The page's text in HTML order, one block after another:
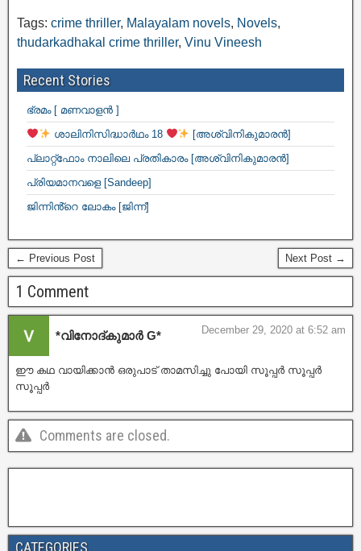
Tags: crime thriller, Malayalam novels, Novels,
thudarkadhakal crime thriller, Vinu Vineesh
Recent Stories
ഭ്രമം [ മണവാളൻ ]
ശാലിനിസിദ്ധാർഥം 18
[അശ്വിനികുമാരൻ]
പ്ലാറ്റ്ഫോം നാലിലെ പ്രതികാരം [അശ്വിനികുമാരൻ]
പ്രിയമാനവളെ [Sandeep]
ജിന്നിൻ്റെ ലോകം [ജിന്ന്]
← Previous Post Next Post →
1 Comment
*വിനോദ്കുമാർ G* December 29, 2020 at 6:52 am
ഈ കഥ വായിക്കാൻ ഒരുപാട് താമസിച്ചു പോയി സൂപ്പർ സൂപ്പർ
സൂപ്പർ
Comments are closed.
CATEGORIES